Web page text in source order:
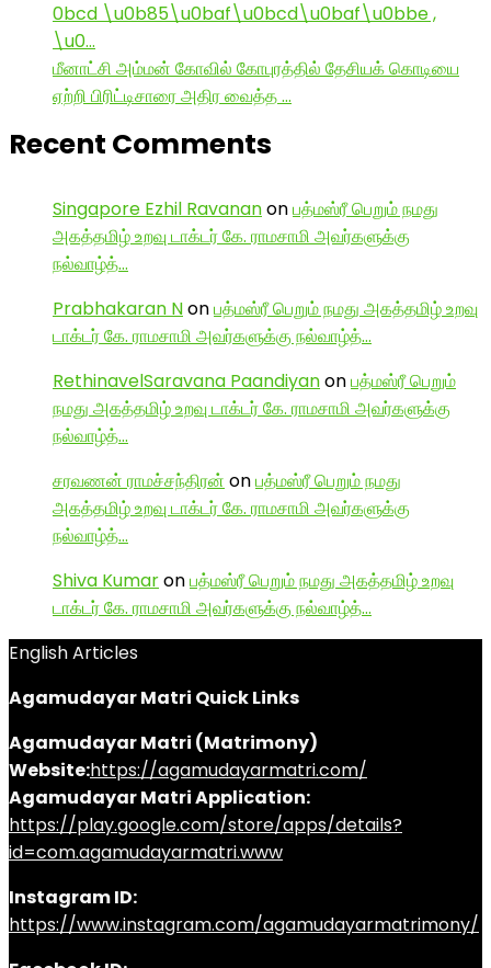
0bcd \u0b85\u0baf\u0bcd\u0baf\u0bbe ,
\u0…
மீனாட்சி அம்மன் கோவில் கோபுரத்தில் தேசியக் கொடியை
ஏற்றி பிரிட்டிசாரை அதிர வைத்த …
Recent Comments
Singapore Ezhil Ravananonபத்மஸ்ரீ பெறும் நமது
அகத்தமிழ் உறவு டாக்டர் கே. ராமசாமி அவர்களுக்கு
நல்வாழ்த்…
Prabhakaran Nonபத்மஸ்ரீ பெறும் நமது அகத்தமிழ் உறவு
டாக்டர் கே. ராமசாமி அவர்களுக்கு நல்வாழ்த்…
RethinavelSaravana Paandiyanonபத்மஸ்ரீ பெறும்
நமது அகத்தமிழ் உறவு டாக்டர் கே. ராமசாமி அவர்களுக்கு
நல்வாழ்த்…
சரவணன் ராமச்சந்திரன் onபத்மஸ்ரீ பெறும் நமது
அகத்தமிழ் உறவு டாக்டர் கே. ராமசாமி அவர்களுக்கு
நல்வாழ்த்…
Shiva Kumaronபத்மஸ்ரீ பெறும் நமது அகத்தமிழ் உறவு
டாக்டர் கே. ராமசாமி அவர்களுக்கு நல்வாழ்த்…
English Articles
Agamudayar Matri Quick Links
Agamudayar Matri (Matrimony)
Website:https://agamudayarmatri.com/
Agamudayar Matri Application:
https://play.google.com/store/apps/details?
id=com.agamudayarmatri.www
Instagram ID:
https://www.instagram.com/agamudayarmatrimony/